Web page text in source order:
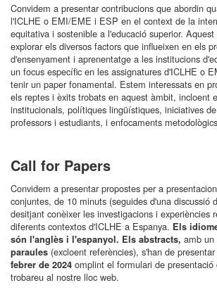
Convidem a presentar contribucions que abordin
l'ICLHE o EMI/EME i ESP en el context de la
equitativa i sostenible a l'educació superior.
explorar els diversos factors que influeixen en els
d'ensenyament i aprenentatge a les institucions
un focus específic en les assignatures d'ICLHE o
tenir un paper fonamental. Estem interessats en
els reptes i èxits trobats en aquest àmbit, incloent
institucionals, polítiques lingüístiques, iniciatives
professors i estudiants, i enfocaments
Call for Papers
Convidem a presentar propostes per a
conjuntes, de 10 minuts (seguides d'una discussió
desitjant conèixer les investigacions i experiències
diferents contextos d'ICLHE a Espanya. Els
són l'anglès i l'espanyol. Els abstracts, amb
paraules (excloent referències), s'han de presentar
febrer de 2024 omplint el formulari de presentació
trobareu al nostre lloc web.